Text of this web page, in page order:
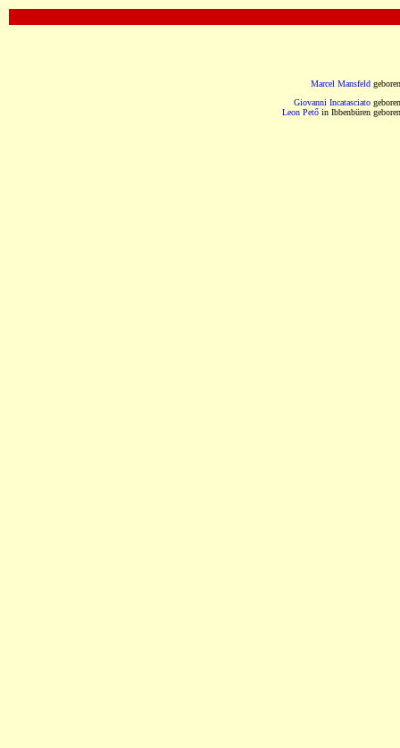
Marcel Mansfeld geboren
Giovanni Incatasciato geboren
Leon Pető in Ibbenbüren geboren